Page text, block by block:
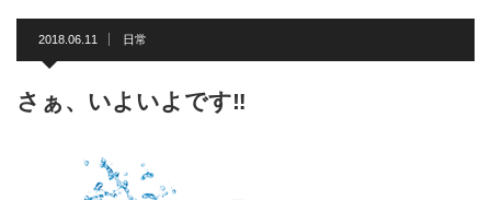
2018.06.11 日常
さぁ、いよいよです‼️